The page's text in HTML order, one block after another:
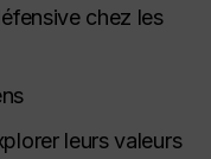
chez les
leurs valeurs